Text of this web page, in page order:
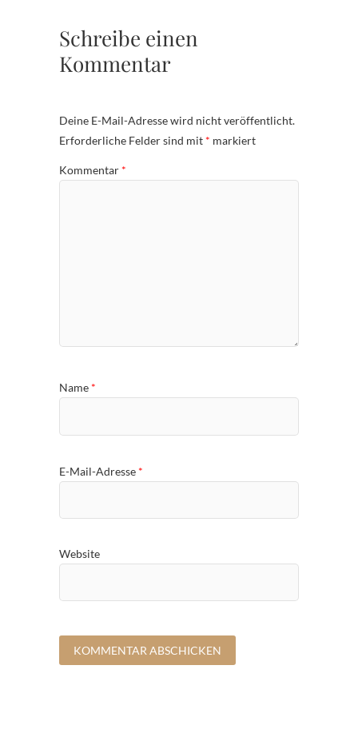
Schreibe einen
Kommentar
Deine E-Mail-Adresse wird nicht veröffentlicht.
Erforderliche Felder sind mit * markiert
Kommentar *
Name *
E-Mail-Adresse *
Website